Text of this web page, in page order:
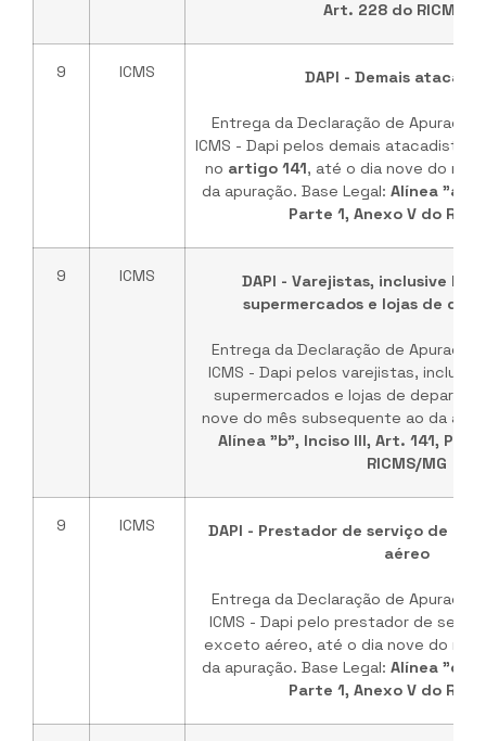
Art. 228 do RICMS/
9 ICMS DAPI - Demais
Entrega da Declaração de Apuração
ICMS - Dapi pelos demais
no artigo 141, até o dia nove do
da apuração. Base Legal: Alínea "a",
Parte 1, Anexo V do
9 ICMS
DAPI - Varejistas, inclusive
supermercados e lojas de
Entrega da Declaração de Apuração
ICMS - Dapi pelos varejistas,
supermercados e lojas de
nove do mês subsequente ao da
Alínea "b", Inciso III, Art. 141,
RICMS/MG
9 ICMS
DAPI - Prestador de serviço de
aéreo
Entrega da Declaração de Apuração
ICMS - Dapi pelo prestador de
exceto aéreo, até o dia nove do
da apuração. Base Legal: Alínea "c",
Parte 1, Anexo V do